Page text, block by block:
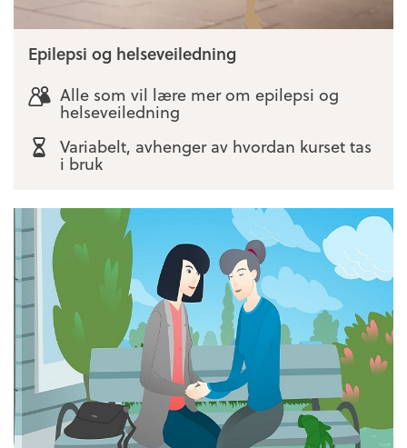
Epilepsi og helseveiledning
Alle som vil lære mer om epilepsi og
helseveiledning
Variabelt, avhenger av hvordan kurset tas
i bruk